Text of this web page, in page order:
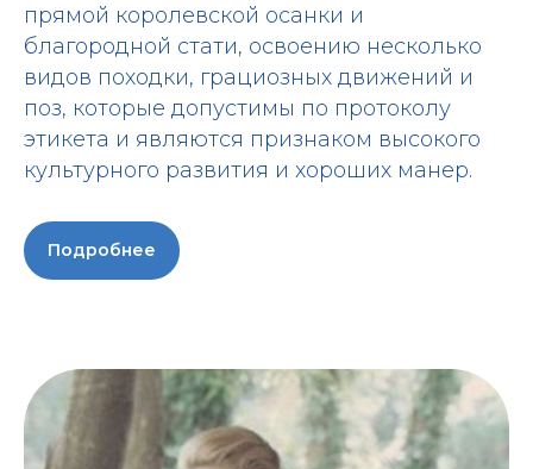
прямой королевской осанки и
благородной стати, освоению несколько
видов походки, грациозных движений и
поз, которые допустимы по протоколу
этикета и являются признаком высокого
культурного развития и хороших манер.
Подробнее